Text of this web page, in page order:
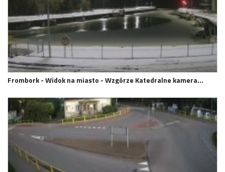
Frombork - Widok na miasto - Wzgórze Katedralne kamera…